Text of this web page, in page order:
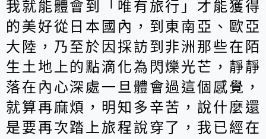
我就能體會到「唯有旅行」才能獲得
的美好從日本國內，到東南亞、歐亞
大陸，乃至於因採訪到非洲那些在陌
生土地上的點滴化為閃爍光芒，靜靜
落在內心深處一旦體會過這個感覺，
就算再麻煩，明知多辛苦，說什麼還
是要再次踏上旅程說穿了，我已經在